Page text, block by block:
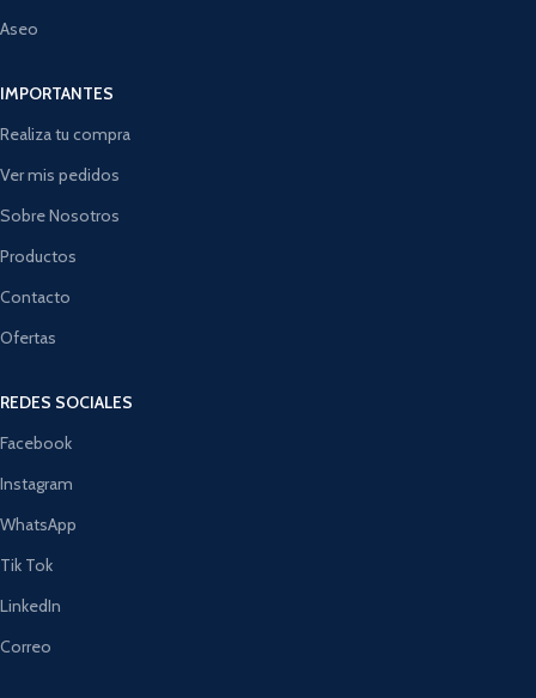
Aseo
IMPORTANTES
Realiza tu compra
Ver mis pedidos
Sobre Nosotros
Productos
Contacto
Ofertas
REDES SOCIALES
Facebook
Instagram
WhatsApp
Tik Tok
LinkedIn
Correo